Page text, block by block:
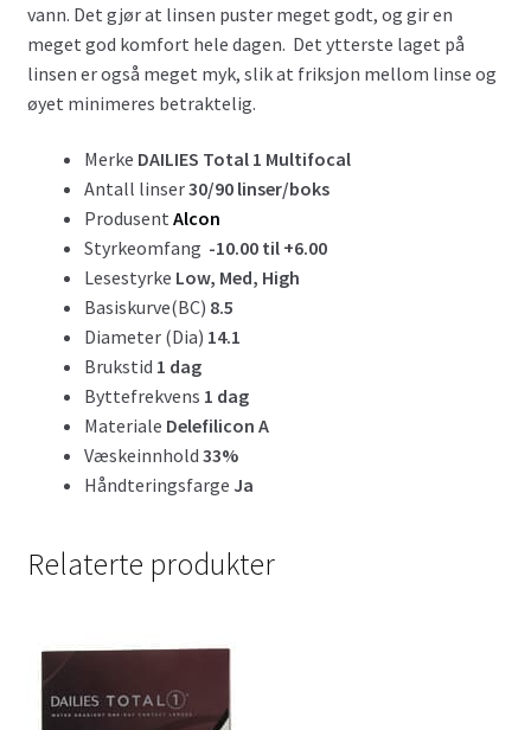
vann. Det gjør at linsen puster meget godt, og gir en
meget god komfort hele dagen. Det ytterste laget på
linsen er også meget myk, slik at friksjon mellom linse og
øyet minimeres betraktelig.
Merke DAILIES Total 1 Multifocal
Antall linser30/90 linser/boks
Produsent Alcon
Styrkeomfang -10.00 til +6.00
Lesestyrke Low, Med, High
Basiskurve(BC) 8.5
Diameter (Dia) 14.1
Brukstid 1 dag
Byttefrekvens 1 dag
Materiale Delefilicon A
Væskeinnhold 33%
Håndteringsfarge Ja
Relaterte produkter